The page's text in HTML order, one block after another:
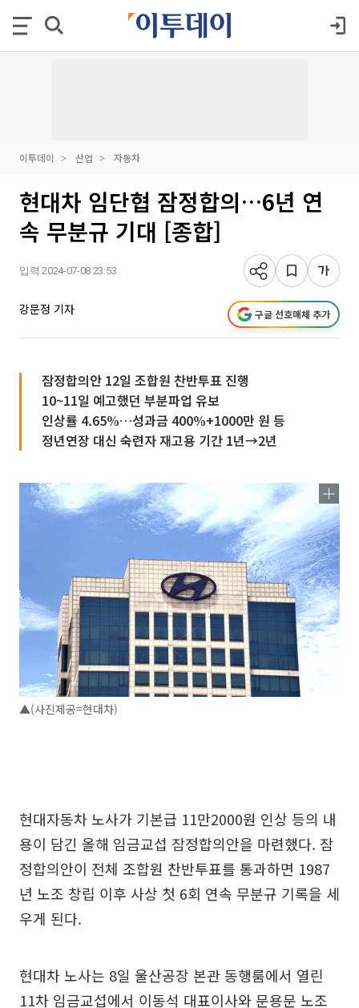
이투데이 산업 자동차
현대차 임단협 잠정합의…6년 연
속 무분규 기대 [종합]
입력 2024-07-08 23:53
강문정 기자 구글 선호매체 추가
잠정합의안 12일 조합원 찬반투표 진행
10~11일 예고했던 부분파업 유보
인상률 4.65%…성과금 400%+1000만 원 등
정년연장 대신 숙련자 재고용 기간 1년→2년
▲(사진제공=현대차)
현대자동차 노사가 기본급 11만2000원 인상 등의 내
용이 담긴 올해 임금교섭 잠정합의안을 마련했다. 잠
정합의안이 전체 조합원 찬반투표를 통과하면 1987
년 노조 창립 이후 사상 첫 6회 연속 무분규 기록을 세
우게 된다.
현대차 노사는 8일 울산공장 본관 동행룸에서 열린
11차 임금교섭에서 이동석 대표이사와 문용문 노조